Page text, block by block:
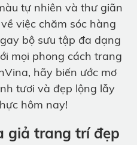
tự nhiên và thư giãn
việc chăm sóc hàng
bộ sưu tập đa dạng
mọi phong cách trang
hãy biến ước mơ
tươi và đẹp lộng lẫy
hôm nay!
giả trang trí đẹp